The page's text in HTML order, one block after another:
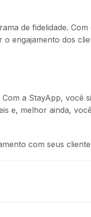
de fidelidade.
engajamento dos
a StayApp, você
e, melhor ainda,
com seus